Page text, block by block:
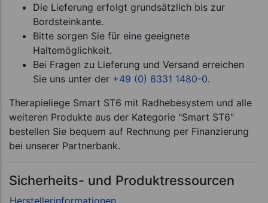
Die Lieferung erfolgt grundsätzlich bis zur
Bordsteinkante.
Bitte sorgen Sie für eine geeignete
Haltemöglichkeit.
Bei Fragen zu Lieferung und Versand erreichen
Sie uns unter der +49 (0) 6331 1480-0.
Therapieliege Smart ST6 mit Radhebesystem und alle
weiteren Produkte aus der Kategorie "Smart ST6"
bestellen Sie bequem auf Rechnung per Finanzierung
bei unserer Partnerbank.
Sicherheits- und Produktressourcen